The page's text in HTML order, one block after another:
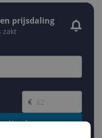
prijsdaling
zakt
Gewenste prijs
€